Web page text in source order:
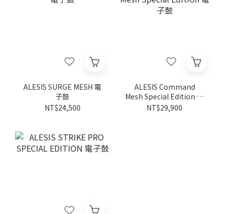
ALESIS SURGE MESH 電
子鼓
NT$24,500
ALESIS Command
Mesh Special Edition 電
子鼓
NT$29,900